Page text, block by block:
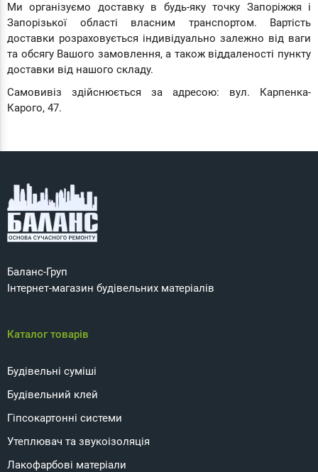
Ми організуємо доставку в будь-яку точку Запоріжжя і
Запорізької області власним транспортом. Вартість
доставки розраховується індивідуально залежно від ваги
та обсягу Вашого замовлення, а також віддаленості пункту
доставки від нашого складу.
Самовивіз здійснюється за адресою: вул. Карпенка-
Карого, 47.
Баланс-Груп
Інтернет-магазин будівельних матеріалів
Каталог товарів
Будівельні суміші
Будівельний клей
Гіпсокартонні системи
Утеплювач та звукоізоляція
Лакофарбові матеріали